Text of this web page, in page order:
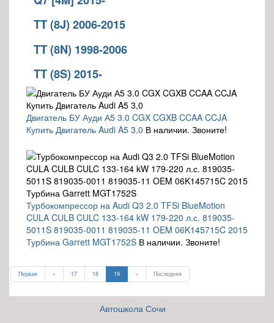
TT (8J) 2006-2015
TT (8N) 1998-2006
TT (8S) 2015-
Двигатель БУ Ауди А5 3.0 CGX CGXB CCAA CCJA
Купить Двигатель Audi A5 3,0 В наличии. Звоните!
Турбокомпрессор на Audi Q3 2.0 TFSi BlueMotion
CULA CULB CULC 133-164 kW 179-220 л.с. 819035-
5011S 819035-0011 819035-11 OEM 06K145715C 2015
Турбина Garrett MGT1752S В наличии. Звоните!
Первая « 17 18 19 » Последняя
Автошкола Сочи